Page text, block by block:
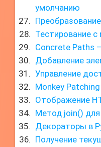
умолчанию
Тестирование с
Concrete Paths
Добавление
Управление
Monkey
Отображение
Метод join()
Декораторы в
Получение